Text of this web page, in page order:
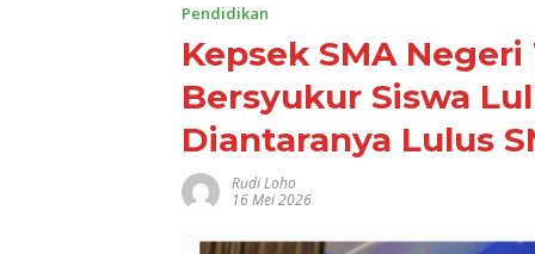
Pendidikan
Kepsek SMA
Bersyukur Siswa
Diantaranya Lulus
Rudi Loho
16 Mei 2026